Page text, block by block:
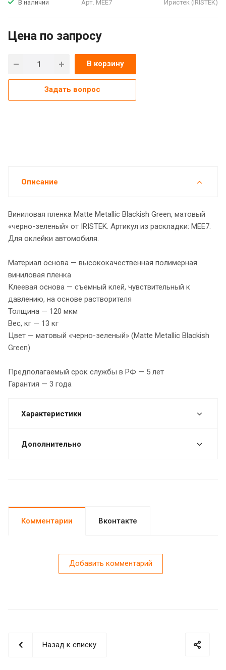
В наличии Арт. MEE7 Иристек (IRISTEK)
Цена по запросу
В корзину
Задать вопрос
Описание
Виниловая пленка Matte Metallic Blackish Green, матовый
«черно-зеленый» от IRISTEK. Артикул из раскладки: MEE7.
Для оклейки автомобиля.
Материал основа — высококачественная полимерная
виниловая пленка
Клеевая основа — съемный клей, чувствительный к
давлению, на основе растворителя
Толщина — 120 мкм
Вес, кг — 13 кг
Цвет — матовый «черно-зеленый» (Matte Metallic Blackish
Green)
Предполагаемый срок службы в РФ — 5 лет
Гарантия — 3 года
Характеристики
Дополнительно
Комментарии Вконтакте
Добавить комментарий
Назад к списку